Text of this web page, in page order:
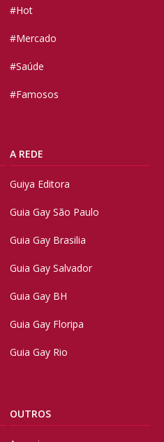
#Hot
#Mercado
#Saúde
#Famosos
A REDE
Guiya Editora
Guia Gay São Paulo
Guia Gay Brasilia
Guia Gay Salvador
Guia Gay BH
Guia Gay Floripa
Guia Gay Rio
OUTROS